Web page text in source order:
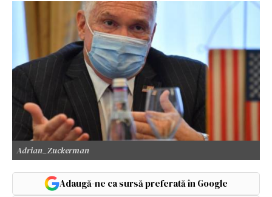
Adrian_Zuckerman
Adaugă-ne ca sursă preferată în Google